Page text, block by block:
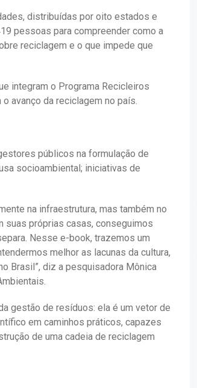
distribuídas por oito estados e
pessoas para compreender como a
reciclagem e o que impede que
integram o Programa Recicleiros
avanço da reciclagem no país.
públicos na formulação de
socioambiental; iniciativas de
na infraestrutura, mas também no
suas próprias casas, conseguimos
Nesse e-book, trazemos um
melhor as lacunas da cultura,
Brasil”, diz a pesquisadora Mônica
gestão de resíduos: ela é um vetor de
em caminhos práticos, capazes
de uma cadeia de reciclagem